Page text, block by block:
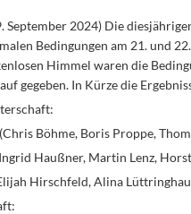
September 2024) Die
Bedingungen am 21. und
Himmel waren die
gegeben. In Kürze die
Böhme, Boris Proppe,
Haußner, Martin Lenz,
Hirschfeld, Alina